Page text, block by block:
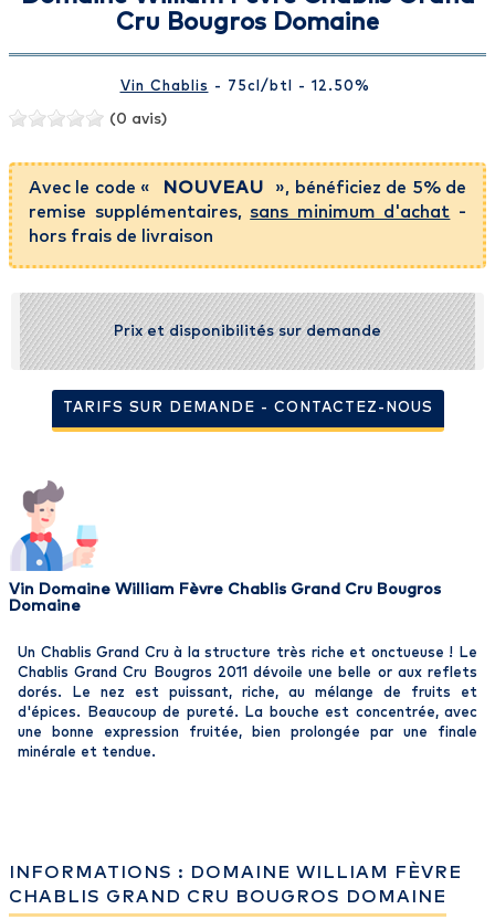
Cru Bougros Domaine
Vin Chablis - 75cl /btl - 12.50%
(0 avis)
Avec le code « NOUVEAU
», bénéficiez de 5% de
remise supplémentaires,sans minimum d'achat -
hors frais de livraison
Prix et disponibilités sur demande
TARIFS SUR DEMANDE - CONTACTEZ-NOUS
Vin Domaine William Fèvre Chablis Grand Cru Bougros
Domaine
Un Chablis Grand Cru à la structure très riche et onctueuse ! Le
Chablis Grand Cru Bougros 2011 dévoile une belle or aux reflets
dorés. Le nez est puissant, riche, au mélange de fruits et
d'épices. Beaucoup de pureté. La bouche est concentrée, avec
une bonne expression fruitée, bien prolongée par une finale
minérale et tendue.
INFORMATIONS : DOMAINE WILLIAM FÈVRE
CHABLIS GRAND CRU BOUGROS DOMAINE